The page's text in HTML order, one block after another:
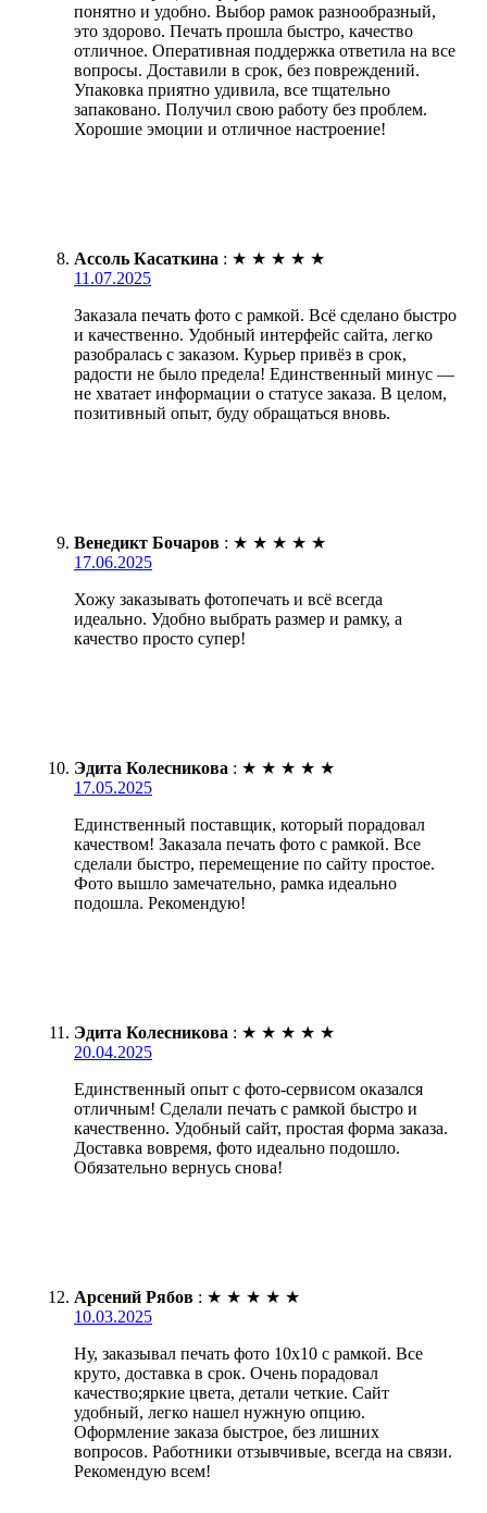
понятно и удобно. Выбор рамок разнообразный,
это здорово. Печать прошла быстро, качество
отличное. Оперативная поддержка ответила на все
вопросы. Доставили в срок, без повреждений.
Упаковка приятно удивила, все тщательно
запаковано. Получил свою работу без проблем.
Хорошие эмоции и отличное настроение!
Ассоль Касаткина : ★ ★ ★ ★ ★
11.07.2025
Заказала печать фото с рамкой. Всё сделано быстро
и качественно. Удобный интерфейс сайта, легко
разобралась с заказом. Курьер привёз в срок,
радости не было предела! Единственный минус —
не хватает информации о статусе заказа. В целом,
позитивный опыт, буду обращаться вновь.
Венедикт Бочаров : ★ ★ ★ ★ ★
17.06.2025
Хожу заказывать фотопечать и всё всегда
идеально. Удобно выбрать размер и рамку, а
качество просто супер!
Эдита Колесникова : ★ ★ ★ ★ ★
17.05.2025
Единственный поставщик, который порадовал
качеством! Заказала печать фото с рамкой. Все
сделали быстро, перемещение по сайту простое.
Фото вышло замечательно, рамка идеально
подошла. Рекомендую!
Эдита Колесникова : ★ ★ ★ ★ ★
20.04.2025
Единственный опыт с фото-сервисом оказался
отличным! Сделали печать с рамкой быстро и
качественно. Удобный сайт, простая форма заказа.
Доставка вовремя, фото идеально подошло.
Обязательно вернусь снова!
Арсений Рябов : ★ ★ ★ ★ ★
10.03.2025
Ну, заказывал печать фото 10х10 с рамкой. Все
круто, доставка в срок. Очень порадовал
качество;яркие цвета, детали четкие. Сайт
удобный, легко нашел нужную опцию.
Оформление заказа быстрое, без лишних
вопросов. Работники отзывчивые, всегда на связи.
Рекомендую всем!